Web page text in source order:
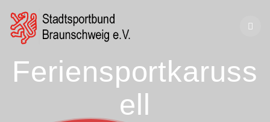
Feriensportkaruss
ell